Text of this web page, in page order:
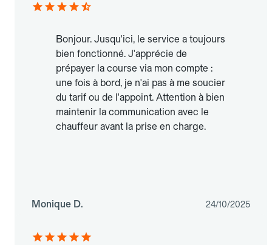
Bonjour. Jusqu'ici, le service a toujours
bien fonctionné. J'apprécie de
prépayer la course via mon compte :
une fois à bord, je n'ai pas à me soucier
du tarif ou de l'appoint. Attention à bien
maintenir la communication avec le
chauffeur avant la prise en charge.
Monique D. 24/10/2025